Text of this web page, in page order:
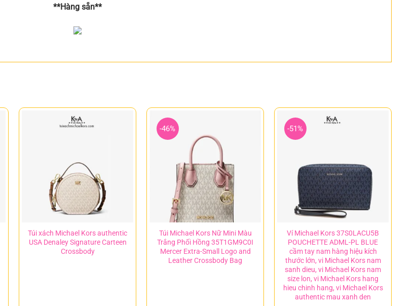
**Hàng sẵn**
Túi xách Michael Kors authentic
USA Denaley Signature Carteen
Crossbody
-46%
Túi Michael Kors Nữ Mini Màu
Trắng Phối Hồng 35T1GM9C0I
Mercer Extra-Small Logo and
Leather Crossbody Bag
-51%
Ví Michael Kors 37S0LACU5B
POUCHETTE ADML-PL BLUE
cầm tay nam hàng hiệu kích
thước lớn, vi Michael Kors nam
sanh dieu, vi Michael Kors nam
size lon, vi Michael Kors hang
hieu chinh hang, vi Michael Kors
authentic mau xanh den